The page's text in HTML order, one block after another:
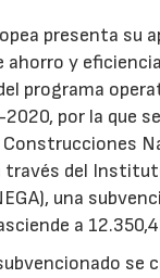
presenta su
ahorro y
programa
por la que
través del
una
a
se